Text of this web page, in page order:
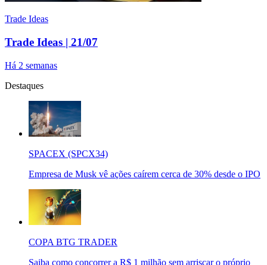
Trade Ideas
Trade Ideas | 21/07
Há 2 semanas
Destaques
SPACEX (SPCX34)
Empresa de Musk vê ações caírem cerca de 30% desde o IPO
COPA BTG TRADER
Saiba como concorrer a R$ 1 milhão sem arriscar o próprio